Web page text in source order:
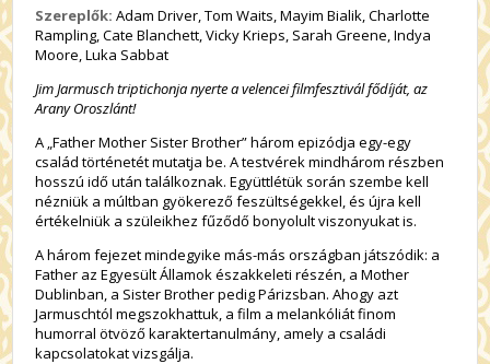
Szereplők: Adam Driver, Tom Waits, Mayim Bialik, Charlotte
Rampling, Cate Blanchett, Vicky Krieps, Sarah Greene, Indya
Moore, Luka Sabbat
Jim Jarmusch triptichonja nyerte a velencei filmfesztivál fődíját, az
Arany Oroszlánt!
A „Father Mother Sister Brother” három epizódja egy-egy
család történetét mutatja be. A testvérek mindhárom részben
hosszú idő után találkoznak. Együttlétük során szembe kell
nézniük a múltban gyökerező feszültségekkel, és újra kell
értékelniük a szüleikhez fűződő bonyolult viszonyukat is.
A három fejezet mindegyike más-más országban játszódik: a
Father az Egyesült Államok északkeleti részén, a Mother
Dublinban, a Sister Brother pedig Párizsban. Ahogy azt
Jarmuschtól megszokhattuk, a film a melankóliát finom
humorral ötvöző karaktertanulmány, amely a családi
kapcsolatokat vizsgálja.